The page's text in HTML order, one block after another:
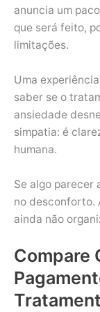
anuncia um
que será feito,
limitações.
Uma
saber se o
ansiedade
simpatia: é
humana.
Se algo parecer
no desconforto.
ainda não
Compare